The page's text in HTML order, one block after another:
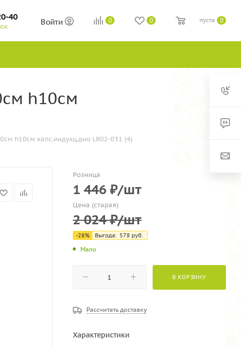
40
Войти 0 0 0
пуста
h10см
h10см капс.индукц.дно LR02-031 (4)
Розница
1 446 ₽/шт
Цена (старая)
2 024₽/шт
-28% Выгода: 578 руб.
Мало
В КОРЗИНУ
Рассчитать доставку
Характеристики